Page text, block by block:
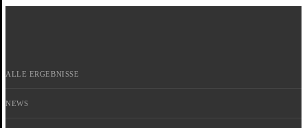
ALLE ERGEBNISSE
NEWS